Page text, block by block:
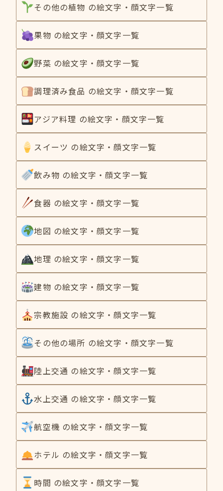
その他の植物 の絵文字・顔文字一覧
果物 の絵文字・顔文字一覧
野菜 の絵文字・顔文字一覧
調理済み食品 の絵文字・顔文字一覧
アジア料理 の絵文字・顔文字一覧
スイーツ の絵文字・顔文字一覧
飲み物 の絵文字・顔文字一覧
食器 の絵文字・顔文字一覧
地図 の絵文字・顔文字一覧
地理 の絵文字・顔文字一覧
建物 の絵文字・顔文字一覧
宗教施設 の絵文字・顔文字一覧
その他の場所 の絵文字・顔文字一覧
陸上交通 の絵文字・顔文字一覧
水上交通 の絵文字・顔文字一覧
航空機 の絵文字・顔文字一覧
ホテル の絵文字・顔文字一覧
時間 の絵文字・顔文字一覧